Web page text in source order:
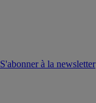
S'abonner à la newsletter